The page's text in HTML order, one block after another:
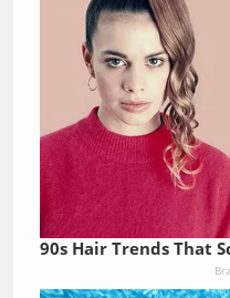
90s Hair Trends That